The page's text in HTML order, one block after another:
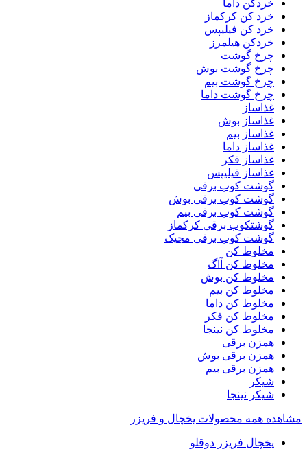
خردکن داما
خرد کن کرکماز
خرد کن فیلیپس
خردکن هیلمرز
چرخ گوشت
چرخ گوشت بوش
چرخ گوشت بیم
چرخ گوشت داما
غذاساز
غذاساز بوش
غذاساز بیم
غذاساز داما
غذاساز فکر
غذاساز فیلیپس
گوشت کوب برقی
گوشت کوب برقی بوش
گوشت کوب برقی بیم
گوشتکوب برقی کرکماز
گوشت کوب برقی مجیک
مخلوط کن
مخلوط کن آاگ
مخلوط کن بوش
مخلوط کن بیم
مخلوط کن داما
مخلوط کن فکر
مخلوط کن نینجا
همزن برقی
همزن برقی بوش
همزن برقی بیم
شیکر
شیکر نینجا
مشاهده همه محصولات یخچال و فریزر
یخچال فریزر دوقلو